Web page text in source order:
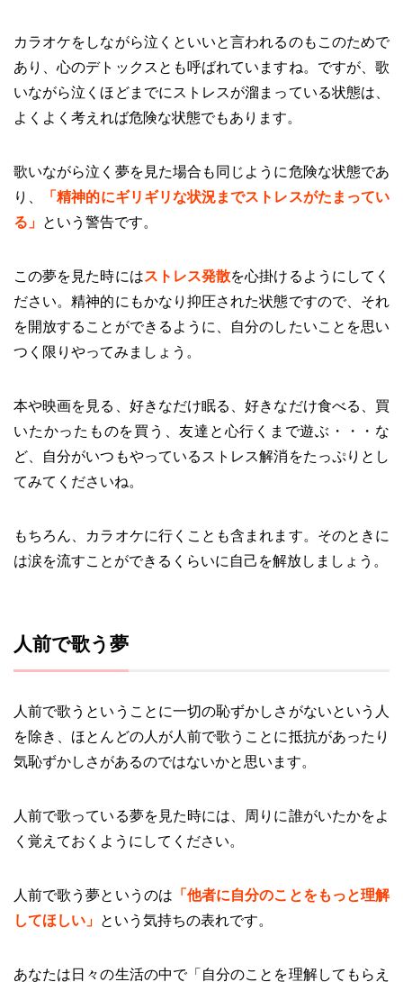
カラオケをしながら泣くといいと言われるのもこのためで
あり、心のデトックスとも呼ばれていますね。ですが、歌
いながら泣くほどまでにストレスが溜まっている状態は、
よくよく考えれば危険な状態でもあります。
歌いながら泣く夢を見た場合も同じように危険な状態であ
り、
「精神的にギリギリな状況までストレスがたまってい
る 」 という警告です。
この夢を見た時にはストレス発散を心掛けるようにしてく
ださい。精神的にもかなり抑圧された状態ですので、それ
を開放することができるように、自分のしたいことを思い
つく限りやってみましょう。
本や映画を見る、好きなだけ眠る、好きなだけ食べる、買
いたかったものを買う、友達と心行くまで遊ぶ・・・な
ど、自分がいつもやっているストレス解消をたっぷりとし
てみてくださいね。
もちろん、カラオケに行くことも含まれます。そのときに
は涙を流すことができるくらいに自己を解放しましょう。
人前で歌う夢
人前で歌うということに一切の恥ずかしさがないという人
を除き、ほとんどの人が人前で歌うことに抵抗があったり
気恥ずかしさがあるのではないかと思います。
人前で歌っている夢を見た時には、周りに誰がいたかをよ
く覚えておくようにしてください。
人前で歌う夢というのは 「 他者に自分のことをもっと理解
してほしい 」 という気持ちの表れです。
あなたは日々の生活の中で「自分のことを理解してもらえ